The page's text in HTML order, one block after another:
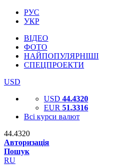
РУС
УКР
ВІДЕО
ФОТО
НАЙПОПУЛЯРНІШІ
СПЕЦПРОЕКТИ
USD
USD 44.4320
EUR 51.3316
Всі курси валют
44.4320
Авторизація
Пошук
RU